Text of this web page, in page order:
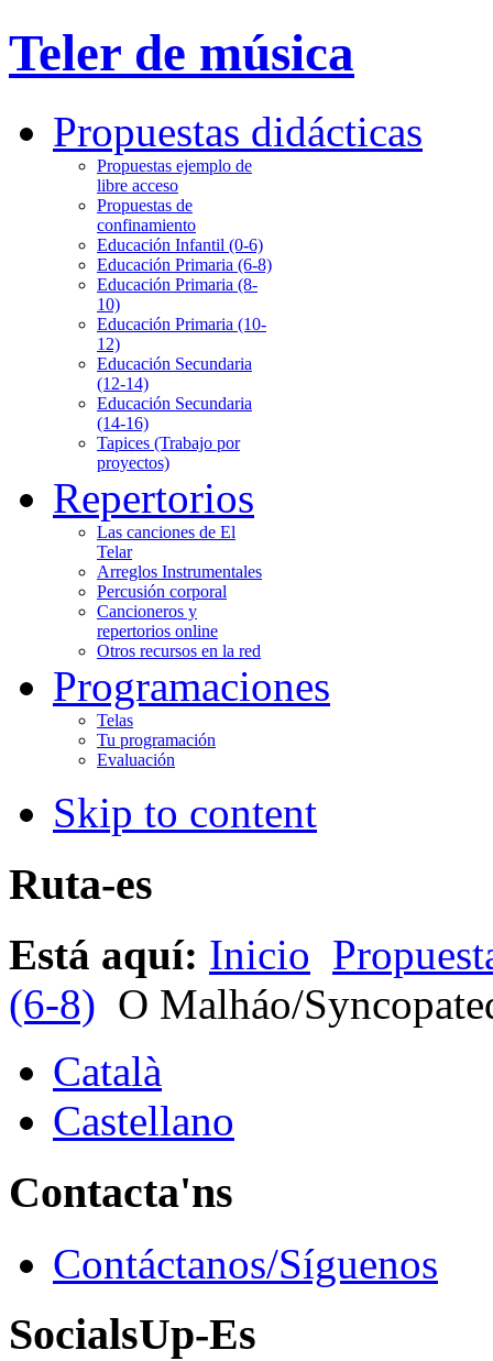
Teler de música
Propuestas didácticas
Propuestas ejemplo de
libre acceso
Propuestas de
confinamiento
Educación Infantil (0-6)
Educación Primaria (6-8)
Educación Primaria (8-
10)
Educación Primaria (10-
12)
Educación Secundaria
(12-14)
Educación Secundaria
(14-16)
Tapices (Trabajo por
proyectos)
Repertorios
Las canciones de El
Telar
Arreglos Instrumentales
Percusión corporal
Cancioneros y
repertorios online
Otros recursos en la red
Programaciones
Telas
Tu programación
Evaluación
Skip to content
Ruta-es
Está aquí: Inicio
(6-8) O Malháo/
Català
Castellano
Contacta'ns
Contáctanos/Síguenos
SocialsUp-Es